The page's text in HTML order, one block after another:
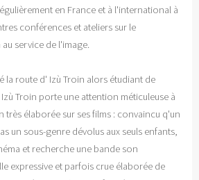
en France et à l'international à
conférences et ateliers sur le
service de l'image.
la route d' Izù Troin alors étudiant de
Troin porte une attention méticuleuse à
très élaborée sur ses films : convaincu q'un
un sous-genre dévolus aux seuls enfants,
et recherche une bande son
expressive et parfois crue élaborée de